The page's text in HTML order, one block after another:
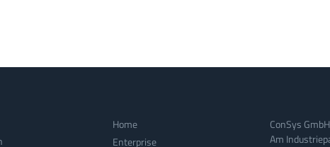
Home
Enterprise
ConSys GmbH
Am